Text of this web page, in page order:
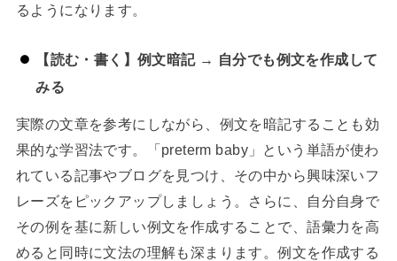
るようになります。
【読む・書く】例文暗記 → 自分でも例文を作成して
みる
実際の文章を参考にしながら、例文を暗記することも効
果的な学習法です。「preterm baby」という単語が使わ
れている記事やブログを見つけ、その中から興味深いフ
レーズをピックアップしましょう。さらに、自分自身で
その例を基に新しい例文を作成することで、語彙力を高
めると同時に文法の理解も深まります。例文を作成する